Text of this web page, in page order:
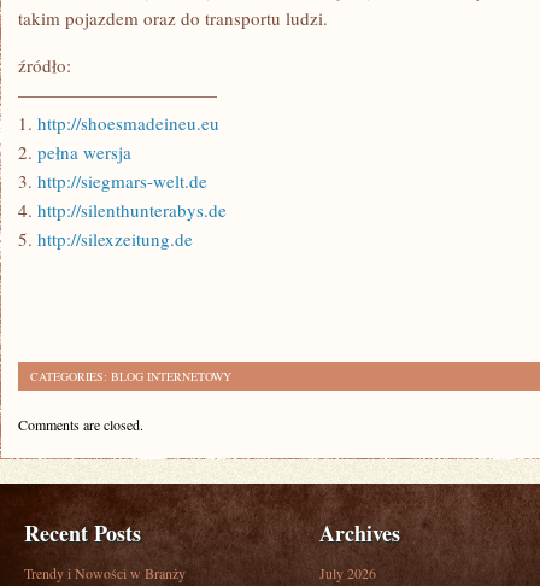
takim pojazdem oraz do transportu ludzi.
źródło:
———————————
1. http://shoesmadeineu.eu
2. pełna wersja
3. http://siegmars-welt.de
4. http://silenthunterabys.de
5. http://silexzeitung.de
CATEGORIES: BLOG INTERNETOWY
Comments are closed.
Recent Posts
Trendy i Nowości w Branży
Archives
July 2026